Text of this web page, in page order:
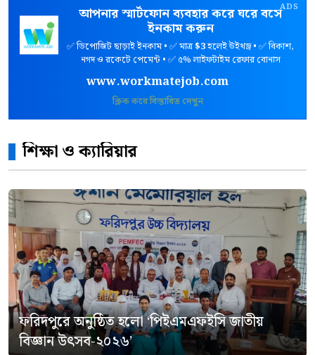
ADS
আপনার স্মার্টফোন ব্যবহার করে ঘরে বসে
ইনকাম করুন
✅ ডিপোজিট ছাড়াই ইনকাম • ✅ মাত্র$3হলেই উইথড্র • ✅ বিকাশ,
নগদ ও রকেটে পেমেন্ট • ✅ ৫% লাইফটাইম রেফার বোনাস
www.workmatejob.com
ক্লিক করে বিস্তারিত দেখুন
শিক্ষা ও ক্যারিয়ার
ফরিদপুরে অনুষ্ঠিত হলো ‘পিইএমএফইসি জাতীয়
বিজ্ঞান উৎসব-২০২৬’